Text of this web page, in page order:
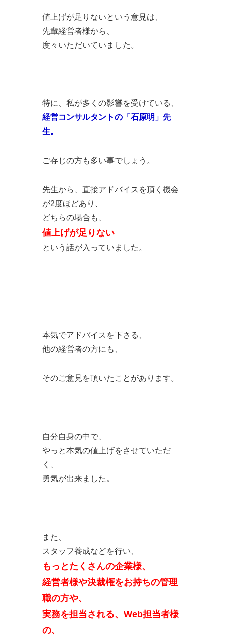
値上げが足りないという意見は、
先輩経営者様から、
度々いただいていました。
特に、私が多くの影響を受けている、
経営コンサルタントの「石原明」先
生。
ご存じの方も多い事でしょう。
先生から、直接アドバイスを頂く機会
が2度ほどあり、
どちらの場合も、
値上げが足りない
という話が入っていました。
本気でアドバイスを下さる、
他の経営者の方にも、
そのご意見を頂いたことがあります。
自分自身の中で、
やっと本気の値上げをさせていただ
く、
勇気が出来ました。
また、
スタッフ養成などを行い、
もっとたくさんの企業様、
経営者様や決裁権をお持ちの管理
職の方や、
実務を担当される、Web担当者様
の、